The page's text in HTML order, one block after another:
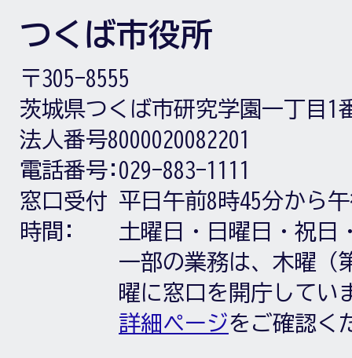
つくば市役所
〒305-8555
茨城県つくば市研究学園一丁目1
法人番号8000020082201
電話番号: 029-883-1111
窓口受付
時間:
平日午前8時45分から
土曜日・日曜日・祝日
一部の業務は、木曜（
曜に窓口を開庁してい
詳細ページをご確認く